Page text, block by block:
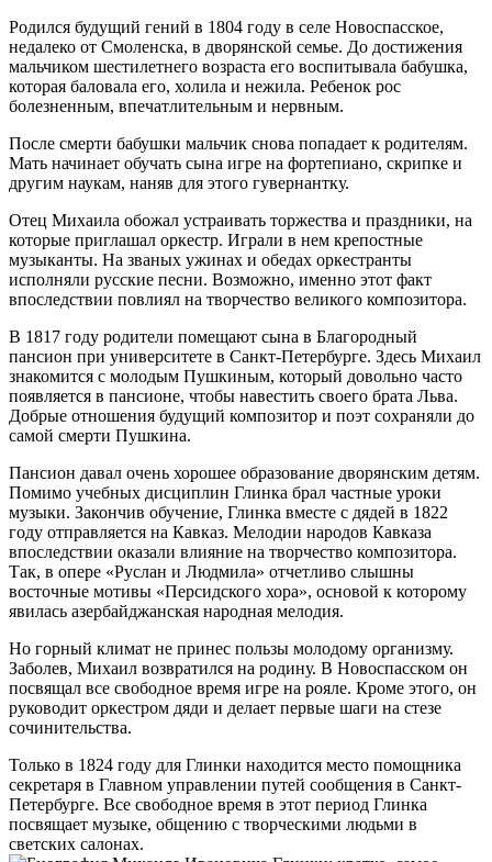
Родился будущий гений в 1804 году в селе Новоспасское,
недалеко от Смоленска, в дворянской семье. До достижения
мальчиком шестилетнего возраста его воспитывала бабушка,
которая баловала его, холила и нежила. Ребенок рос
болезненным, впечатлительным и нервным.
После смерти бабушки мальчик снова попадает к родителям.
Мать начинает обучать сына игре на фортепиано, скрипке и
другим наукам, наняв для этого гувернантку.
Отец Михаила обожал устраивать торжества и праздники, на
которые приглашал оркестр. Играли в нем крепостные
музыканты. На званых ужинах и обедах оркестранты
исполняли русские песни. Возможно, именно этот факт
впоследствии повлиял на творчество великого композитора.
В 1817 году родители помещают сына в Благородный
пансион при университете в Санкт-Петербурге. Здесь Михаил
знакомится с молодым Пушкиным, который довольно часто
появляется в пансионе, чтобы навестить своего брата Льва.
Добрые отношения будущий композитор и поэт сохраняли до
самой смерти Пушкина.
Пансион давал очень хорошее образование дворянским детям.
Помимо учебных дисциплин Глинка брал частные уроки
музыки. Закончив обучение, Глинка вместе с дядей в 1822
году отправляется на Кавказ. Мелодии народов Кавказа
впоследствии оказали влияние на творчество композитора.
Так, в опере «Руслан и Людмила» отчетливо слышны
восточные мотивы «Персидского хора», основой к которому
явилась азербайджанская народная мелодия.
Но горный климат не принес пользы молодому организму.
Заболев, Михаил возвратился на родину. В Новоспасском он
посвящал все свободное время игре на рояле. Кроме этого, он
руководит оркестром дяди и делает первые шаги на стезе
сочинительства.
Только в 1824 году для Глинки находится место помощника
секретаря в Главном управлении путей сообщения в Санкт-
Петербурге. Все свободное время в этот период Глинка
посвящает музыке, общению с творческими людьми в
светских салонах.